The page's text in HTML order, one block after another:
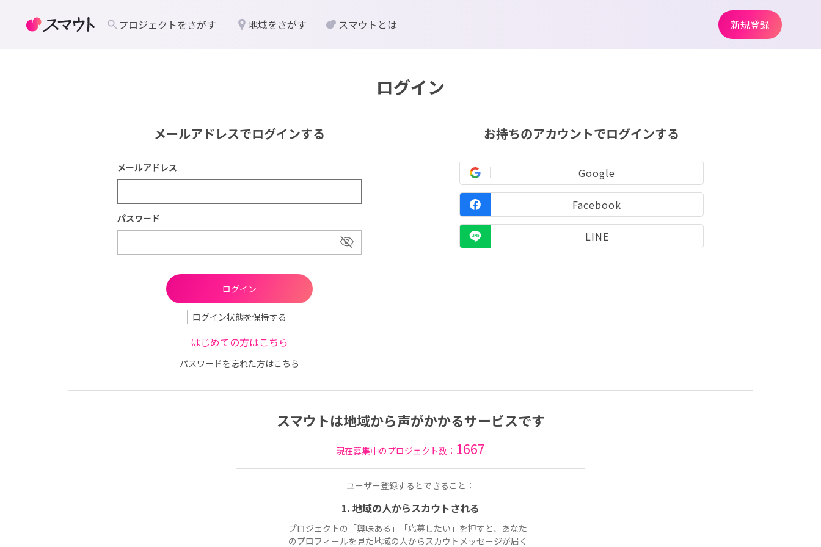
ログイン
メールアドレスでログインする
メールアドレス
パスワード
ログイン状態を保持する
はじめての方はこちら
パスワードを忘れた方はこちら
お持ちのアカウントでログインする
Google
Facebook
LINE
スマウトは地域から声がかかるサービスです
現在募集中のプロジェクト数： 1667
ユーザー登録するとできること：
1. 地域の人からスカウトされる
プロジェクトの「興味ある」「応募したい」を押すと、あなた
のプロフィールを見た地域の人からスカウトメッセージが届く
プロジェクトをさがす 地域をさがす スマウトとは 新規登録